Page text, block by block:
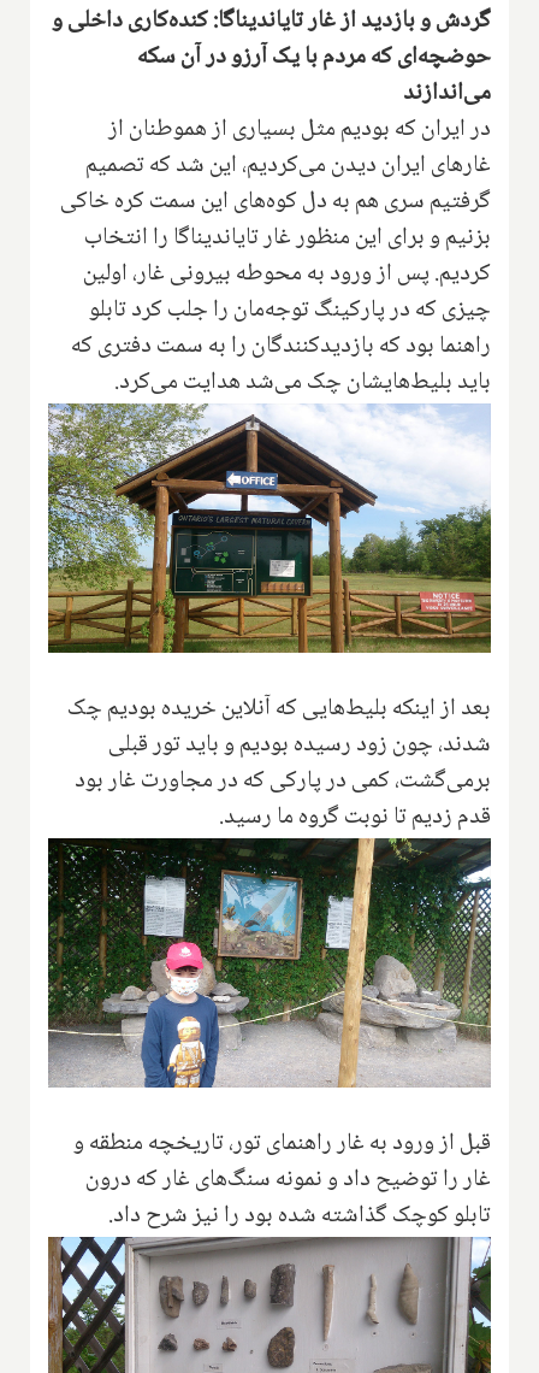
گردش و بازدید از غار تایاندیناگا: کنده‌کاری داخلی و
حوضچه‌ای که مردم با یک آرزو در آن سکه
می‌اندازند
در ایران که بودیم مثل بسیاری از هموطنان از
غارهای ایران دیدن می‌کردیم، این شد که تصمیم
گرفتیم سری هم به دل کوه‌های این سمت کره خاکی
بزنیم و برای این منظور غار تایاندیناگا را انتخاب
کردیم. پس از ورود به محوطه بیرونی غار، اولین
چیزی که در پارکینگ توجه‌مان را جلب کرد تابلو
راهنما بود که بازدیدکنندگان را به سمت دفتری که
باید بلیط‌هایشان چک می‌شد هدایت می‌کرد.
بعد از اینکه بلیط‌هایی که آنلاین خریده بودیم چک
شدند، چون زود رسیده بودیم و باید تور قبلی
برمی‌گشت، کمی در پارکی که در مجاورت غار بود
قدم زدیم تا نوبت گروه ما رسید.
قبل از ورود به غار راهنمای تور، تاریخچه منطقه و
غار را توضیح داد و نمونه سنگ‌های غار که درون
تابلو کوچک گذاشته شده بود را نیز شرح داد.